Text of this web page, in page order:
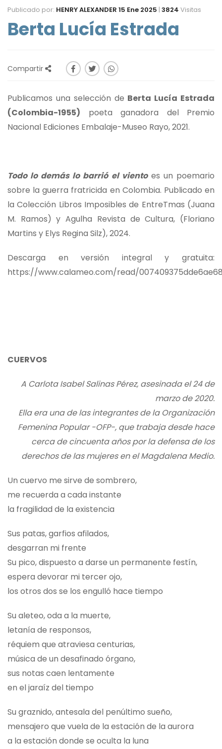
Publicado por: HENRY ALEXANDER 15 Ene 2025 | 3824 Visitas
Berta Lucía Estrada
Compartir
Publicamos una selección de Berta Lucía Estrada
(Colombia-1955) poeta ganadora del Premio
Nacional Ediciones Embalaje-Museo Rayo, 2021.
Todo lo demás lo barrió el vientoes un poemario
sobre la guerra fratricida en Colombia. Publicado en
la Colección Libros Imposibles de EntreTmas (Juana
M. Ramos) y Agulha Revista de Cultura, (Floriano
Martins y Elys Regina Silz), 2024.
Descarga en versión integral y gratuita:
https://www.calameo.com/read/
CUERVOS
A Carlota Isabel Salinas Pérez, asesinada el 24 de
marzo de 2020.
Ella era una de las integrantes de la Organización
Femenina Popular -OFP-, que trabaja desde hace
cerca de cincuenta años por la defensa de los
derechos de las mujeres en el Magdalena Medio.
Un cuervo me sirve de sombrero,
me recuerda a cada instante
la fragilidad de la existencia
Sus patas, garfios afilados,
desgarran mi frente
Su pico, dispuesto a darse un permanente festín,
espera devorar mi tercer ojo,
los otros dos se los engulló hace tiempo
Su aleteo, oda a la muerte,
letanía de responsos,
réquiem que atraviesa centurias,
música de un desafinado órgano,
sus notas caen lentamente
en el jaraíz del tiempo
Su graznido, antesala del penúltimo sueño,
mensajero que vuela de la estación de la aurora
a la estación donde se oculta la luna